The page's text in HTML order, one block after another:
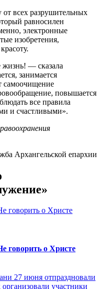
от всех разрушительных
равносилен
электронные
изобретения,
— сказала
занимается
самоочищение
повышается
все правила
и счастливыми».
Архангельской епархии
говорить о Христе
27 июня отпраздновали
участники